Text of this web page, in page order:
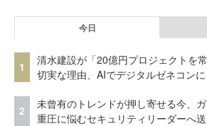
今日
1
清水建設が「20億円プロジェクトを
切実な理由、AIでデジタルゼネコン
2
未曾有のトレンドが押し寄せる今、
重圧に悩むセキュリティリーダーへ